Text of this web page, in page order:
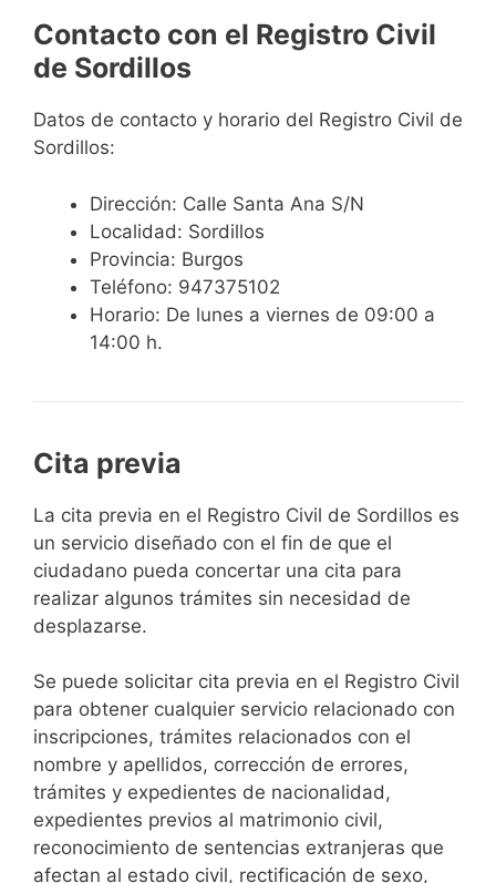
Contacto con el Registro Civil
de Sordillos
Datos de contacto y horario del Registro Civil de
Sordillos:
Dirección: Calle Santa Ana S/N
Localidad: Sordillos
Provincia: Burgos
Teléfono: 947375102
Horario: De lunes a viernes de 09:00 a
14:00 h.
Cita previa
​​​​​​​​​​​​​​​​​​​​​​​​​​​​La cita previa en el Registro Civil de Sordillos es
un servicio diseñado con el fin de que el
ciudadano pueda concertar una cita para
realizar algunos trámites sin necesidad de
desplazarse.​
Se puede solicitar cita previa en el Registro Civil
para obtener cualquier servicio relacionado con
inscripciones, trámites relacionados con el
nombre y apellidos, corrección de errores,
trámites y expedientes de nacionalidad,
expedientes previos al matrimonio civil,
reconocimiento de sentencias extranjeras que
afectan al estado civil, rectificación de sexo,